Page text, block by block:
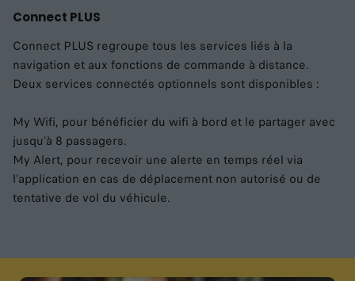
Connect PLUS
Connect PLUS regroupe tous les services liés à la
navigation et aux fonctions de commande à distance.
Deux services connectés optionnels sont disponibles :
My Wifi, pour bénéficier du wifi à bord et le partager avec
jusqu’à 8 passagers.
My Alert, pour recevoir une alerte en temps réel via
l’application en cas de déplacement non autorisé ou de
tentative de vol du véhicule.